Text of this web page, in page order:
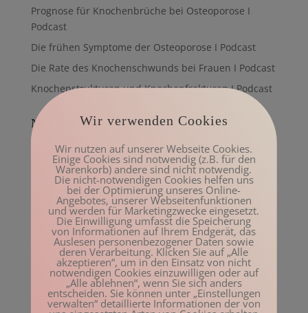
Prognose für Knochenbrüche bei Osteoporose I
Podcast
Die frühen Symptome der Osteoporose I Podcast
Die Rate des Knochenschwunds bei Frauen I Podcast
Knochenstrukturen und Knochenfrakturen I Podcast
Neueste Kommentare
ManuelazuFeldenkrais Übung: Kiefer – der kleine
Buddha
Kay Uwe KurthzuFeldenkrais Übung: Knöchel – der
kleine Buddha
Beatrix AignerzuFeldenkrais Lektion Hüfte öffnen
SigridzuFeldenkrais Lektion Hüfte öffnen
Andrea BeckerzuWarum die meisten Ärzte bei
Osteoporose falsch liegen
Beliebte Beiträge
Wir verwenden Cookies
Wir nutzen auf unserer Webseite Cookies.
Einige Cookies sind notwendig (z.B. für den
Warenkorb) andere sind nicht notwendig.
Die nicht-notwendigen Cookies helfen uns
bei der Optimierung unseres Online-
Angebotes, unserer Webseitenfunktionen
und werden für Marketingzwecke eingesetzt.
Die Einwilligung umfasst die Speicherung
von Informationen auf Ihrem Endgerät, das
Auslesen personenbezogener Daten sowie
deren Verarbeitung. Klicken Sie auf „Alle
akzeptieren“, um in den Einsatz von nicht
notwendigen Cookies einzuwilligen oder auf
„Alle ablehnen“, wenn Sie sich anders
entscheiden. Sie können unter „Einstellungen
verwalten“ detaillierte Informationen der von